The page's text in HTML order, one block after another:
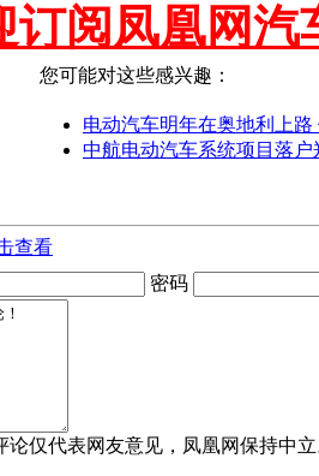
订阅凤凰网汽
您可能对这些感兴趣：
电动汽车明年在奥地利上路
中航电动汽车系统项目落户
查看
密码
论仅代表网友意见，凤凰网保持中